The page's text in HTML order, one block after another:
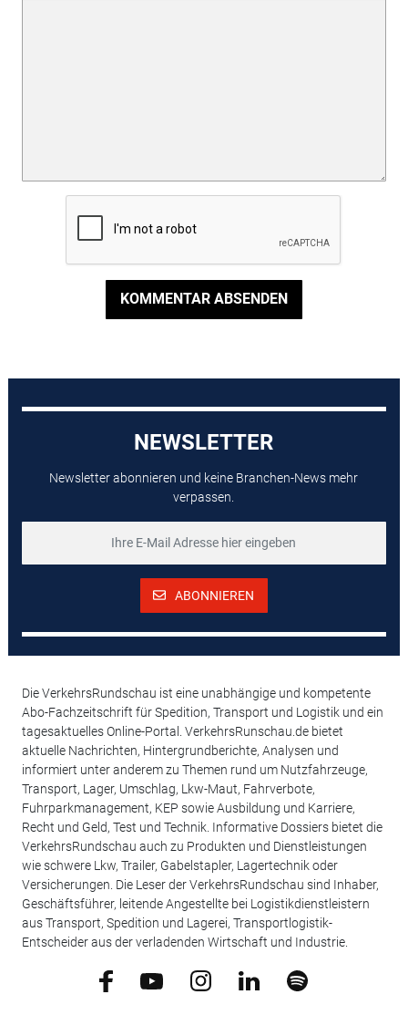
KOMMENTAR ABSENDEN
NEWSLETTER
Newsletter abonnieren und keine Branchen-News mehr
verpassen.
ABONNIEREN
Die VerkehrsRundschau ist eine unabhängige und kompetente
Abo-Fachzeitschrift für Spedition, Transport und Logistik und ein
tagesaktuelles Online-Portal. VerkehrsRunschau.de bietet
aktuelle Nachrichten, Hintergrundberichte, Analysen und
informiert unter anderem zu Themen rund um Nutzfahrzeuge,
Transport, Lager, Umschlag, Lkw-Maut, Fahrverbote,
Fuhrparkmanagement, KEP sowie Ausbildung und Karriere,
Recht und Geld, Test und Technik. Informative Dossiers bietet die
VerkehrsRundschau auch zu Produkten und Dienstleistungen
wie schwere Lkw, Trailer, Gabelstapler, Lagertechnik oder
Versicherungen. Die Leser der VerkehrsRundschau sind Inhaber,
Geschäftsführer, leitende Angestellte bei Logistikdienstleistern
aus Transport, Spedition und Lagerei, Transportlogistik-
Entscheider aus der verladenden Wirtschaft und Industrie.